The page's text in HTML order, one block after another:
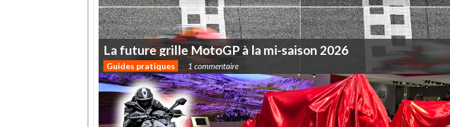
La futuregrilleMotoGP à la mi-saison 2026
Guides pratiques 1 commentaire